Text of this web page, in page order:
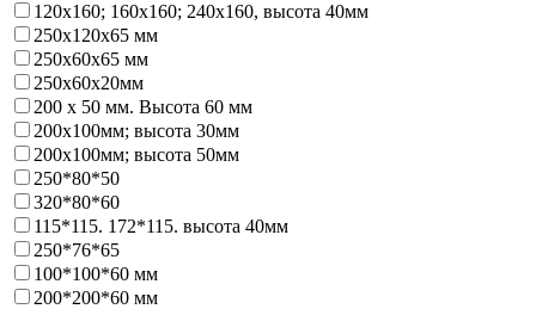
120х160; 160х160; 240х160, высота 40мм
250х120х65 мм
250х60х65 мм
250х60х20мм
200 х 50 мм. Высота 60 мм
200х100мм; высота 30мм
200х100мм; высота 50мм
250*80*50
320*80*60
115*115. 172*115. высота 40мм
250*76*65
100*100*60 мм
200*200*60 мм